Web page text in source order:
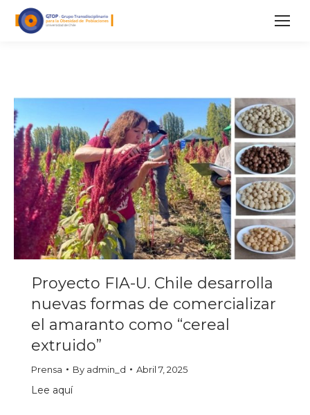
Proyecto FIA-U. Chile desarrolla
nuevas formas de comercializar
el amaranto como “cereal
extruido”
Prensa By admin_d Abril 7, 2025
Lee aquí